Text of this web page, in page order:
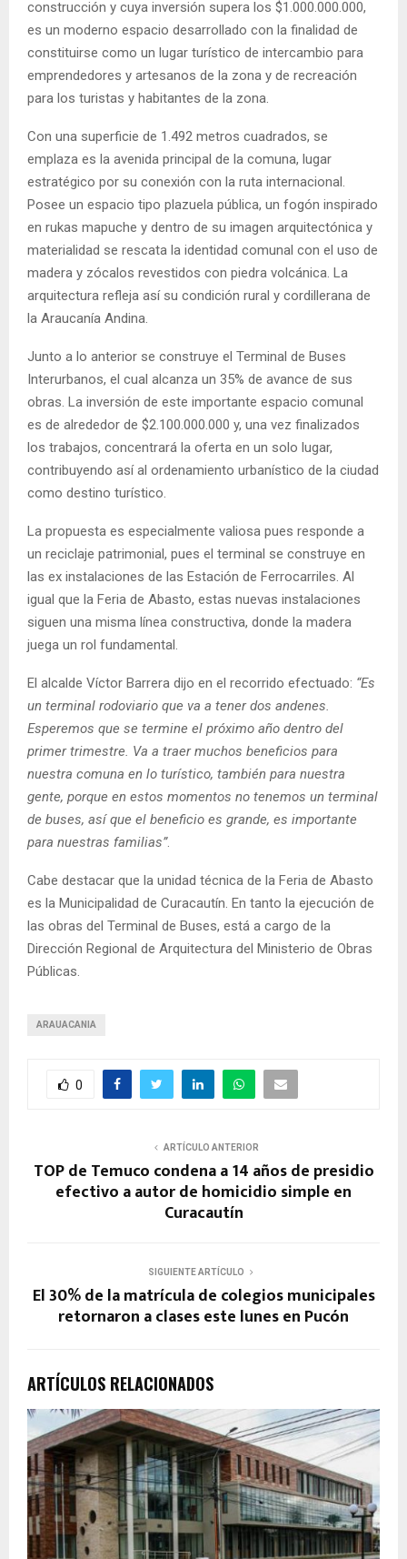
construcción y cuya inversión supera los $1.000.000.000,
es un moderno espacio desarrollado con la finalidad de
constituirse como un lugar turístico de intercambio para
emprendedores y artesanos de la zona y de recreación
para los turistas y habitantes de la zona.
Con una superficie de 1.492 metros cuadrados, se
emplaza es la avenida principal de la comuna, lugar
estratégico por su conexión con la ruta internacional.
Posee un espacio tipo plazuela pública, un fogón inspirado
en rukas mapuche y dentro de su imagen arquitectónica y
materialidad se rescata la identidad comunal con el uso de
madera y zócalos revestidos con piedra volcánica. La
arquitectura refleja así su condición rural y cordillerana de
la Araucanía Andina.
Junto a lo anterior se construye el Terminal de Buses
Interurbanos, el cual alcanza un 35% de avance de sus
obras. La inversión de este importante espacio comunal
es de alrededor de $2.100.000.000 y, una vez finalizados
los trabajos, concentrará la oferta en un solo lugar,
contribuyendo así al ordenamiento urbanístico de la ciudad
como destino turístico.
La propuesta es especialmente valiosa pues responde a
un reciclaje patrimonial, pues el terminal se construye en
las ex instalaciones de las Estación de Ferrocarriles. Al
igual que la Feria de Abasto, estas nuevas instalaciones
siguen una misma línea constructiva, donde la madera
juega un rol fundamental.
El alcalde Víctor Barrera dijo en el recorrido efectuado: “Es
un terminal rodoviario que va a tener dos andenes.
Esperemos que se termine el próximo año dentro del
primer trimestre. Va a traer muchos beneficios para
nuestra comuna en lo turístico, también para nuestra
gente, porque en estos momentos no tenemos un terminal
de buses, así que el beneficio es grande, es importante
para nuestras familias”.
Cabe destacar que la unidad técnica de la Feria de Abasto
es la Municipalidad de Curacautín. En tanto la ejecución de
las obras del Terminal de Buses, está a cargo de la
Dirección Regional de Arquitectura del Ministerio de Obras
Públicas.
ARAUACANIA
0
ARTÍCULO ANTERIOR
TOP de Temuco condena a 14 años de presidio
efectivo a autor de homicidio simple en
Curacautín
SIGUIENTE ARTÍCULO
El 30% de la matrícula de colegios municipales
retornaron a clases este lunes en Pucón
ARTÍCULOS RELACIONADOS